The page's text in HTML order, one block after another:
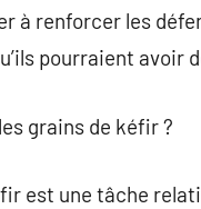
à renforcer les
pourraient
grains de kéfir ?
est une tâche